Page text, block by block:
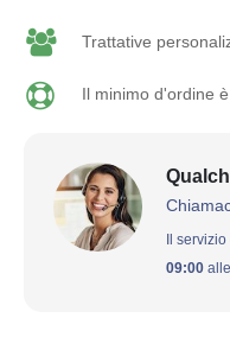
Trattative
Il minimo d'ordine
Il
09:00 alle